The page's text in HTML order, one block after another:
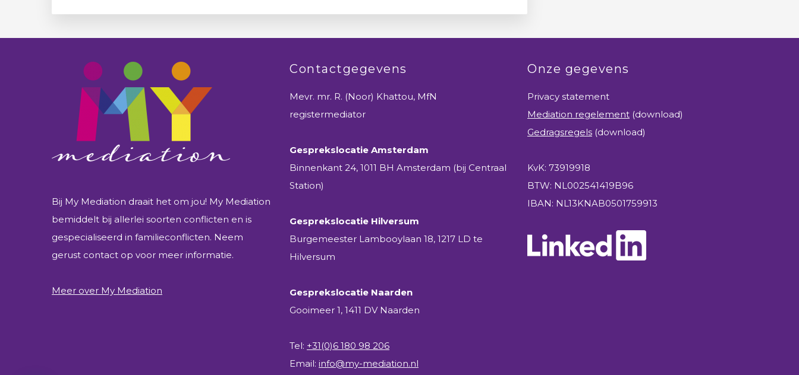
Bij My Mediation draait het om jou! My Mediation
bemiddelt bij allerlei soorten conflicten en is
gespecialiseerd in familieconflicten. Neem
gerust contact op voor meer informatie.
Meer over My Mediation
Contactgegevens
Mevr. mr. R. (Noor) Khattou, MfN
registermediator
Gesprekslocatie Amsterdam
Binnenkant 24, 1011 BH Amsterdam (bij Centraal
Station)
Gesprekslocatie Hilversum
Burgemeester Lambooylaan 18, 1217 LD te
Hilversum
Gesprekslocatie Naarden
Gooimeer 1, 1411 DV Naarden
Tel: +31(0)6 180 98 206
Email: info@my-mediation.nl
Onze gegevens
Privacy statement
Mediation regelement (download)
Gedragsregels (download)
KvK: 73919918
BTW: NL002541419B96
IBAN: NL13KNAB0501759913